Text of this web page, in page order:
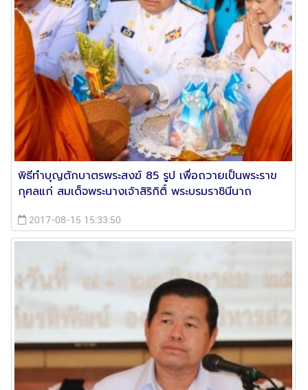
พิธีทำบุญตักบาตรพระสงฆ์ 85 รูป เพื่อถวายเป็นพระราข
กุศลแก่ สมเด็จพระนางเจ้าสิริกิติ์ พระบรมราชินีนาถ
2017-08-15 15:33:50